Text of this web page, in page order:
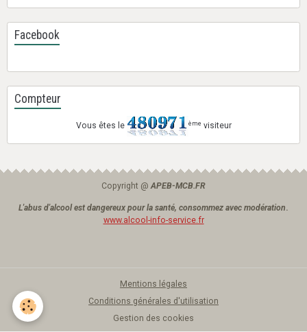
Facebook
Compteur
Vous êtes le ème visiteur
Copyright @APEB-MCB.FR
L'abus d'alcool est dangereux pour la santé, consommez avec modération.
www.alcool-info-service.fr
Mentions légales
Conditions générales d'utilisation
Gestion des cookies